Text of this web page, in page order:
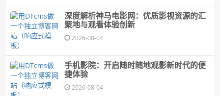
深度解析神马电影网：优质影视资源的汇
聚地与观看体验创新
2026-08-04
手机影院：开启随时随地观影新时代的便
捷体验
2026-08-04